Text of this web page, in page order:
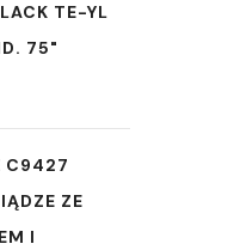
TE-YL
75"
C9427
ZE
I